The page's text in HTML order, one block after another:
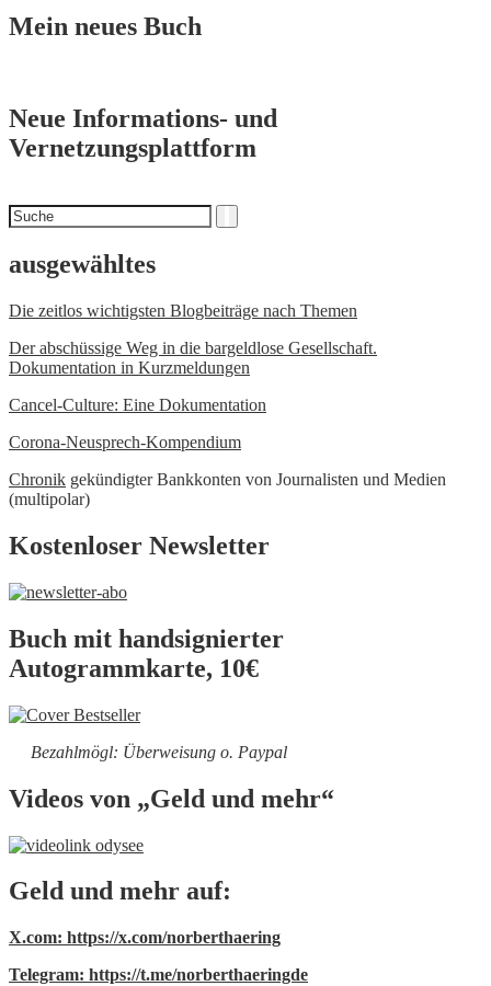
Mein neues Buch
Neue Informations- und
Vernetzungsplattform
Suchen
nach
ausgewähltes
Die zeitlos wichtigsten Blogbeiträge nach Themen
Der abschüssige Weg in die bargeldlose Gesellschaft.
Dokumentation in Kurzmeldungen
Cancel-Culture: Eine Dokumentation
Corona-Neusprech-Kompendium
Chronik gekündigter Bankkonten von Journalisten und Medien
(multipolar)
Kostenloser Newsletter
Buch mit handsignierter
Autogrammkarte, 10€
Bezahlmögl: Überweisung o. Paypal
Videos von „Geld und mehr“
Geld und mehr auf:
X.com: https://x.com/norberthaering
Telegram: https://t.me/norberthaeringde